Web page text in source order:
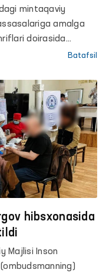
mintaqaviy
amalga
doirasida
o‘rganish
yengillashtirishga
qaratib
Batafsil
hibsxonasida
Majlisi Inson